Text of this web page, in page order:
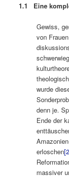
1.1 Eine
Gewiss,
von
wurde
denn je.
Ende der
erloschen
massiver